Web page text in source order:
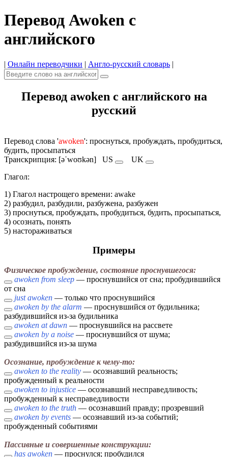
Перевод Awoken с
английского
| Онлайн переводчики | Англо-русский словарь |
Перевод awoken с английского на
русский
Перевод слова 'awoken': проснуться, пробуждать, пробудиться,
будить, просыпаться
Транскрипция: [əˈwoʊkən] US
UK
Глагол:
1) Глагол настрощего времени: awake
2) разбудил, разбудили, разбужена, разбужен
3) проснуться, пробуждать, пробудиться, будить, просыпаться,
4) осознать, понять
5) настораживаться
Примеры
Физическое пробуждение, состояние проснувшегося:
awoken from sleep — проснувшийся от сна; пробудившийся
от сна
just awoken — только что проснувшийся
awoken by the alarm — проснувшийся от будильника;
разбудившийся из-за будильника
awoken at dawn — проснувшийся на рассвете
awoken by a noise — проснувшийся от шума;
разбудившийся из-за шума
Осознание, пробуждение к чему-то:
awoken to the reality — осознавший реальность;
пробужденный к реальности
awoken to injustice — осознавший несправедливость;
пробужденный к несправедливости
awoken to the truth — осознавший правду; прозревший
awoken by events — осознавший из-за событий;
пробужденный событиями
Пассивные и совершенные конструкции:
has awoken — проснулся; пробудился